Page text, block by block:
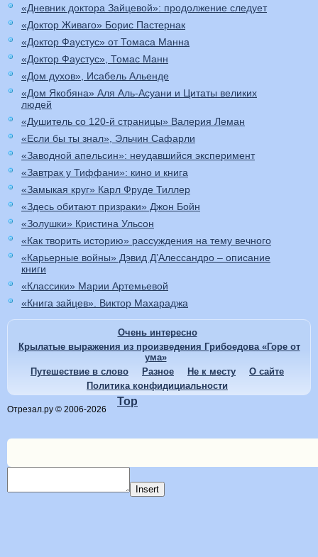
«Дневник доктора Зайцевой»: продолжение следует
«Доктор Живаго» Борис Пастернак
«Доктор Фаустус» от Томаса Манна
«Доктор Фаустус», Томас Манн
«Дом духов», Исабель Альенде
«Дом Якобяна» Аля Аль-Асуани и Цитаты великих
людей
«Душитель со 120-й страницы» Валерия Леман
«Если бы ты знал», Эльчин Сафарли
«Заводной апельсин»: неудавшийся эксперимент
«Завтрак у Тиффани»: кино и книга
«Замыкая круг» Карл Фруде Тиллер
«Здесь обитают призраки» Джон Бойн
«Золушки» Кристина Ульсон
«Как творить историю» рассуждения на тему вечного
«Карьерные войны» Дэвид Д’Алессандро – описание
книги
«Классики» Марии Артемьевой
«Книга зайцев». Виктор Махараджа
Очень интересно
Крылатые выражения из произведения Грибоедова «Горе от
ума»
Путешествие в слово
Разное Не к месту
О сайте
Политика конфидициальности
Отрезал.ру © 2006-2026
Top
Insert